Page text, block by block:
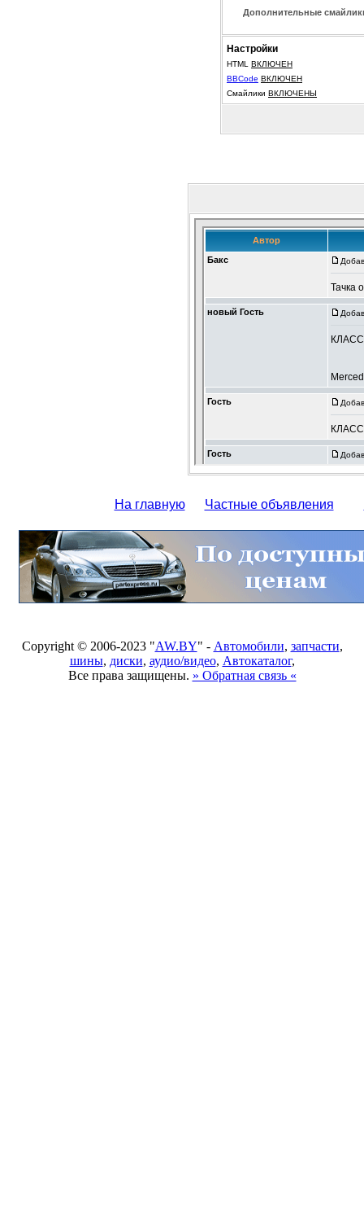
Дополнительные
Настройки
HTML ВКЛЮЧЕН
BBCode ВКЛЮЧЕН
Смайлики ВКЛЮЧЕНЫ
На главную Частные объявления
Copyright © 2006-2023 "AW.BY" - Автомобили, запчасти,
шины, диски, аудио/видео, Автокаталог,
Все права защищены. » Обратная связь «